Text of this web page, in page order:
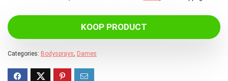
KOOP PRODUCT
Categories: Bodysprays, Dames